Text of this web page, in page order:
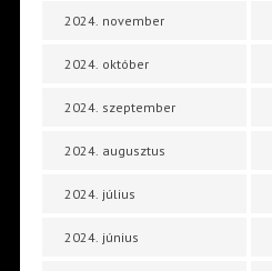
2024. november
2024. október
2024. szeptember
2024. augusztus
2024. július
2024. június